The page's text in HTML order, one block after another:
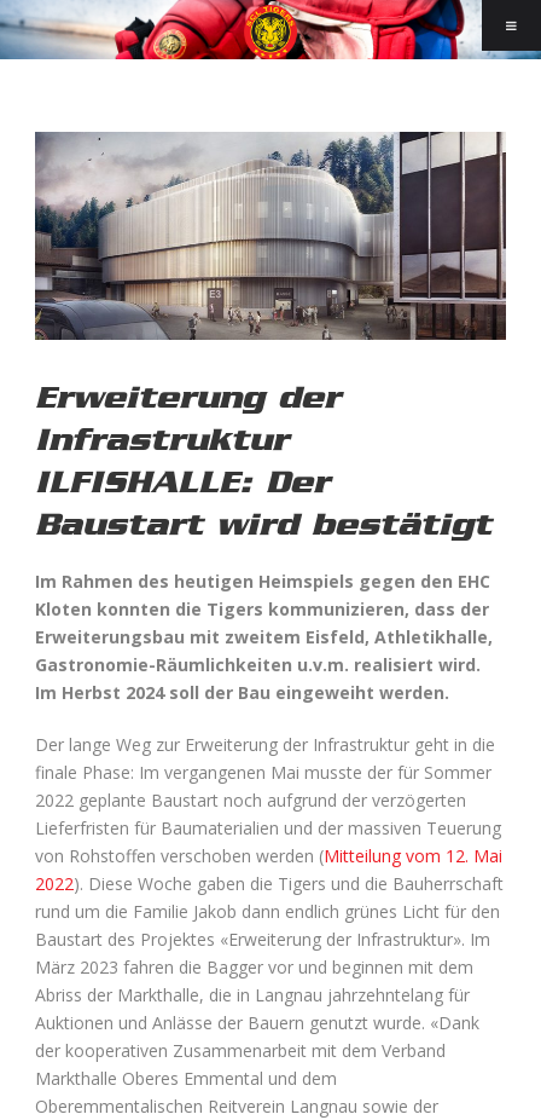
Erweiterung der
Infrastruktur
ILFISHALLE: Der
Baustart wird bestätigt
Im Rahmen des heutigen Heimspiels gegen den EHC
Kloten konnten die Tigers kommunizieren, dass der
Erweiterungsbau mit zweitem Eisfeld, Athletikhalle,
Gastronomie-Räumlichkeiten u.v.m. realisiert wird.
Im Herbst 2024 soll der Bau eingeweiht werden.
Der lange Weg zur Erweiterung der Infrastruktur geht in die
finale Phase: Im vergangenen Mai musste der für Sommer
2022 geplante Baustart noch aufgrund der verzögerten
Lieferfristen für Baumaterialien und der massiven Teuerung
von Rohstoffen verschoben werden (Mitteilung vom 12. Mai
2022). Diese Woche gaben die Tigers und die Bauherrschaft
rund um die Familie Jakob dann endlich grünes Licht für den
Baustart des Projektes «Erweiterung der Infrastruktur». Im
März 2023 fahren die Bagger vor und beginnen mit dem
Abriss der Markthalle, die in Langnau jahrzehntelang für
Auktionen und Anlässe der Bauern genutzt wurde. «Dank
der kooperativen Zusammenarbeit mit dem Verband
Markthalle Oberes Emmental und dem
Oberemmentalischen Reitverein Langnau sowie der